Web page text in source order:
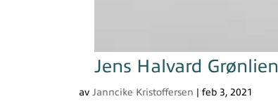
Jens Halvard Grønlien
avJanncike Kristoffersen |feb 3, 2021